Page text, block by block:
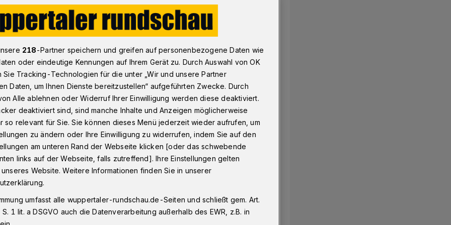
ist zurück​ und steigt am 20. August
Entenrennen
Entenrennen im Jahr 2020
musste, laufen die Planungen für die
auf Hochtouren.
218-Partner speichern und greifen auf personenbezogene Daten wie
oder eindeutige Kennungen auf Ihrem Gerät zu. Durch Auswahl von OK
Sie Tracking-Technologien für die unter „Wir und unsere Partner
Daten, um Ihnen Dienste bereitzustellen“ aufgeführten Zwecke. Durch
Alle ablehnen oder Widerruf Ihrer Einwilligung werden diese deaktiviert.
deaktiviert sind, sind manche Inhalte und Anzeigen möglicherweise
so relevant für Sie. Sie können dieses Menü jederzeit wieder aufrufen, um
zu ändern oder Ihre Einwilligung zu widerrufen, indem Sie auf den
am unteren Rand der Webseite klicken [oder das schwebende
links auf der Webseite, falls zutreffend]. Ihre Einstellungen gelten
Website. Weitere Informationen finden Sie in unserer
umfasst alle wuppertaler-rundschau.de-Seiten und schließt gem. Art.
1 lit. a DSGVO auch die Datenverarbeitung außerhalb des EWR, z.B. in